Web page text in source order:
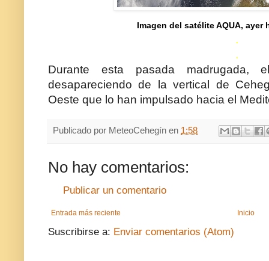
Imagen del satélite AQUA, ayer
.
.
Durante esta pasada madrugada,
desapareciendo de la vertical de
Oeste que lo han impulsado hacia el
Publicado por MeteoCehegín en 1:58
No hay comentarios:
Publicar un comentario
Entrada más reciente Inicio
Suscribirse a: Enviar comentarios (Atom)